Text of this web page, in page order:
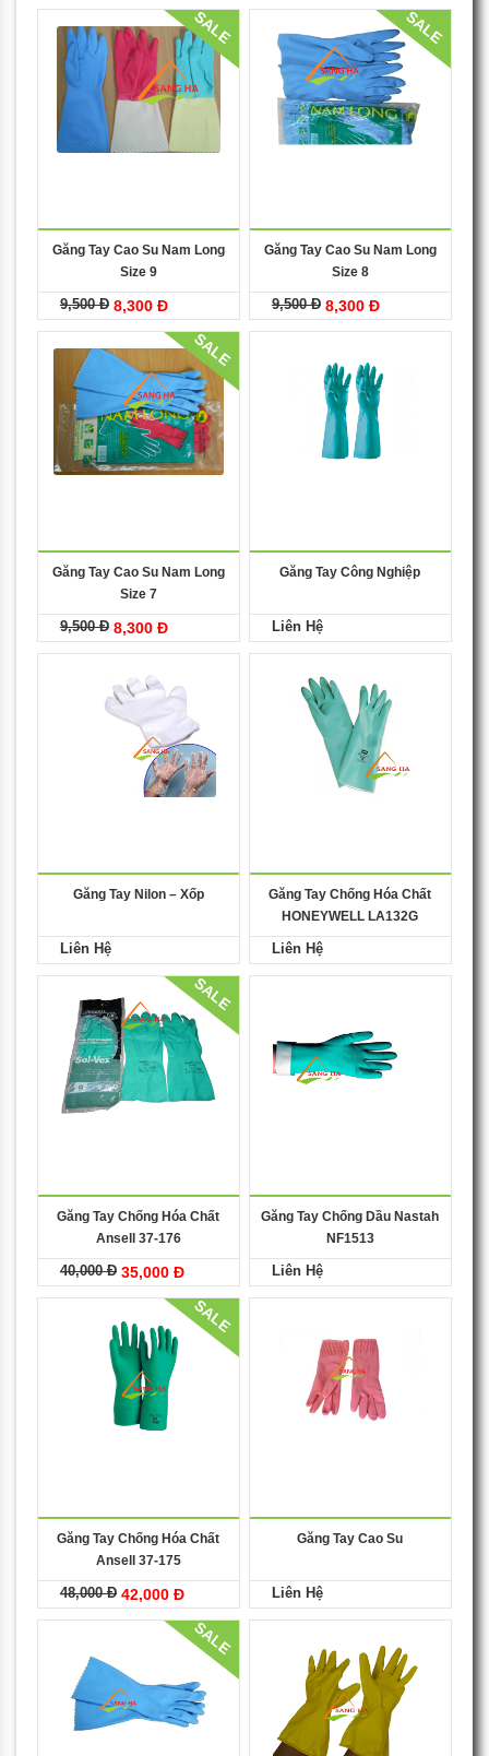
SALE
Găng Tay Cao Su Nam Long
Size 9
9,500 Đ 8,300 Đ
SALE
Găng Tay Cao Su Nam Long
Size 8
9,500 Đ 8,300 Đ
SALE
Găng Tay Cao Su Nam Long
Size 7
9,500 Đ 8,300 Đ
Găng Tay Công Nghiệp
Liên Hệ
Găng Tay Nilon – Xốp
Liên Hệ
Găng Tay Chống Hóa Chất
HONEYWELL LA132G
Liên Hệ
SALE
Găng Tay Chống Hóa Chất
Ansell 37-176
40,000 Đ 35,000 Đ
Găng Tay Chống Dầu Nastah
NF1513
Liên Hệ
SALE
Găng Tay Chống Hóa Chất
Ansell 37-175
48,000 Đ 42,000 Đ
Găng Tay Cao Su
Liên Hệ
SALE